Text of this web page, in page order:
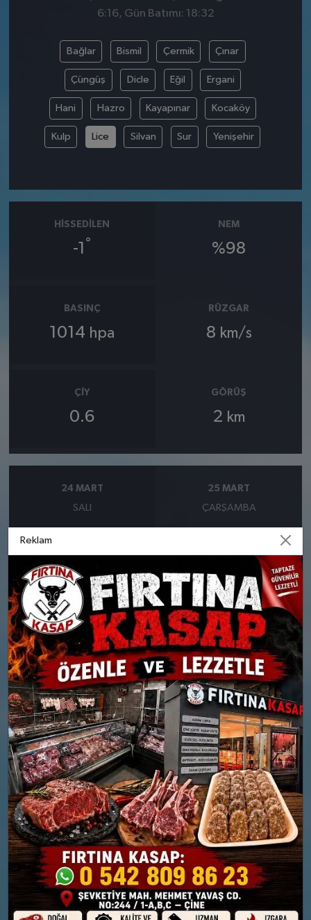
6:16, Gün Batımı: 18:32
Bağlar Bismil Çermik Çınar
Çüngüş Dicle Eğil Ergani
Hani Hazro Kayapınar Kocaköy
Kulp Lice Silvan Sur Yenişehir
HISSEDILEN
-1 °
NEM
%98
BASINÇ
1014 hpa
RÜZGAR
8 km/s
ÇIY
0.6
GÖRÜŞ
2 km
24 MART
SALI
Parçalı Bulutlu
Nem: %79
Rüzgar: 7 km/h
25 MART
ÇARŞAMBA
Güneşli
Nem: %72
Rüzgar: 7 km/h
26 MART
PERŞEMBE
6°
Bölgesel düzensiz yağmur
yağışlı
Nem: %77
Rüzgar: 14 km/h
Yağış Olasılığı: %89
27 MART
CUMA
3°
Orta kuvvetli yağmurlu
Nem: %88
Rüzgar: 15 km/h
Yağış Olasılığı: %77
28 MART 29 MART
Reklam